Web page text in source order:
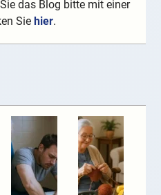
das Blog bitte mit einer
Siehier.